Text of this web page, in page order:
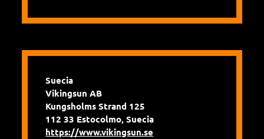
Suecia
Vikingsun AB
Kungsholms Strand 125
112 33 Estocolmo, Suecia
https://www.vikingsun.se